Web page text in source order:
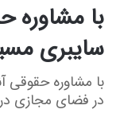
با مشاوره
سایبری
با مشاوره حقوقی
در فضای مجازی در